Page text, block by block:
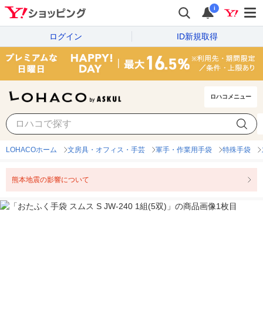
i
ログイン ID新規取得
ロハコメニュー
LOHACOホーム 文房具・オフィス・手芸 軍手・作業用手袋 特殊手袋
熊本地震の影響について